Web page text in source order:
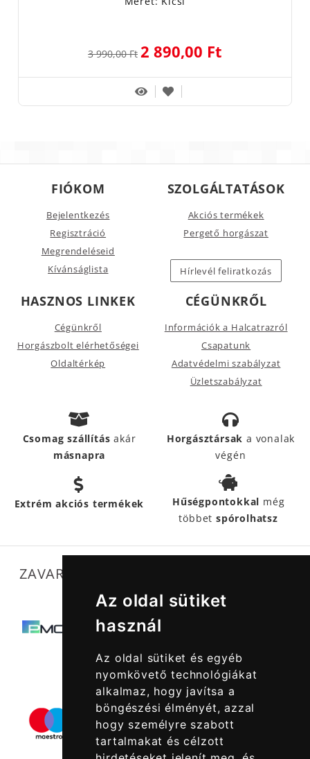
Az oldal sütiket
használ
Az oldal sütiket és egyéb
nyomkövető technológiákat
alkalmaz, hogy javítsa a
böngészési élményét, azzal
hogy személyre szabott
tartalmakat és célzott
3 990,00 Ft 2 890,00 Ft
FIÓKOM
Bejelentkezés
Regisztráció
Megrendeléseid
Kívánságlista
SZOLGÁLTATÁSOK
Akciós termékek
Pergető horgászat
Hírlevél feliratkozás
HASZNOS LINKEK
Cégünkről
Horgászbolt elérhetőségei
Oldaltérkép
CÉGÜNKRŐL
Információk a Halcatrazról
Csapatunk
Adatvédelmi szabályzat
Üzletszabályzat
Csomag szállításakár
másnapra
Horgásztársak a vonalak
végén
Extrém akciós termékek Hűségpontokkal még
többetspórolhatsz
ZAVARTALAN MŰKÖDÉSÜNKET SEGÍTIK